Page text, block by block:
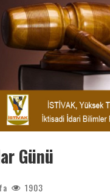
Günü
1903